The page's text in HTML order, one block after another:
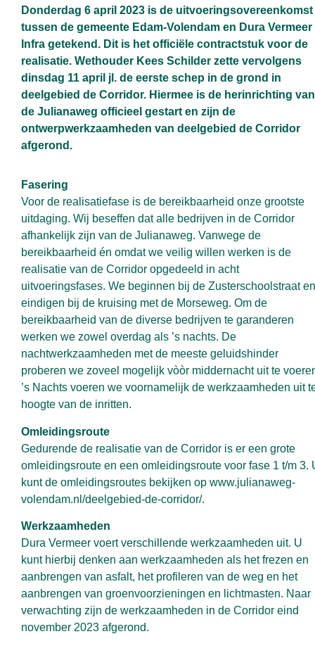
Donderdag 6 april 2023 is de uitvoeringsovereenkomst
tussen de gemeente Edam-Volendam en Dura Vermeer
Infra getekend. Dit is het officiële contractstuk voor de
realisatie. Wethouder Kees Schilder zette vervolgens
dinsdag 11 april jl. de eerste schep in de grond in
deelgebied de Corridor. Hiermee is de herinrichting van
de Julianaweg officieel gestart en zijn de
ontwerpwerkzaamheden van deelgebied de Corridor
afgerond.
Fasering
Voor de realisatiefase is de bereikbaarheid onze grootste
uitdaging. Wij beseffen dat alle bedrijven in de Corridor
afhankelijk zijn van de Julianaweg. Vanwege de
bereikbaarheid én omdat we veilig willen werken is de
realisatie van de Corridor opgedeeld in acht
uitvoeringsfases. We beginnen bij de Zusterschoolstraat en
eindigen bij de kruising met de Morseweg. Om de
bereikbaarheid van de diverse bedrijven te garanderen
werken we zowel overdag als ’s nachts. De
nachtwerkzaamheden met de meeste geluidshinder
proberen we zoveel mogelijk vòòr middernacht uit te
’s Nachts voeren we voornamelijk de werkzaamheden uit
hoogte van de inritten.
Omleidingsroute
Gedurende de realisatie van de Corridor is er een grote
omleidingsroute en een omleidingsroute voor fase 1 t/m 3.
kunt de omleidingsroutes bekijken op www.julianaweg-
volendam.nl/deelgebied-de-corridor/.
Werkzaamheden
Dura Vermeer voert verschillende werkzaamheden uit. U
kunt hierbij denken aan werkzaamheden als het frezen en
aanbrengen van asfalt, het profileren van de weg en het
aanbrengen van groenvoorzieningen en lichtmasten. Naar
verwachting zijn de werkzaamheden in de Corridor eind
november 2023 afgerond.